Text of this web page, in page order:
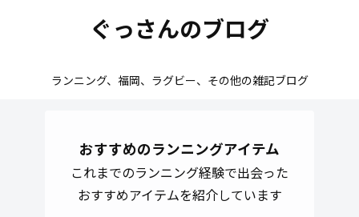
ぐっさんのブログ
ランニング、福岡、ラグビー、その他の雑記ブログ
おすすめのランニングアイテム
これまでのランニング経験で出会った
おすすめアイテムを紹介しています